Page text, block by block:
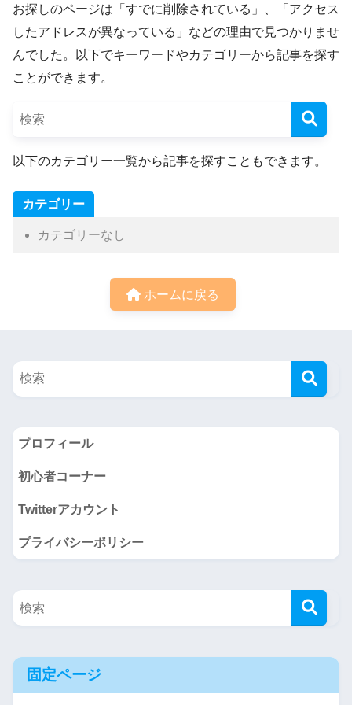
お探しのページは「すでに削除されている」、「アクセス
したアドレスが異なっている」などの理由で見つかりませ
んでした。以下でキーワードやカテゴリーから記事を探す
ことができます。
以下のカテゴリー一覧から記事を探すこともできます。
カテゴリー
カテゴリーなし
ホームに戻る
プロフィール
初心者コーナー
Twitterアカウント
プライバシーポリシー
固定ページ